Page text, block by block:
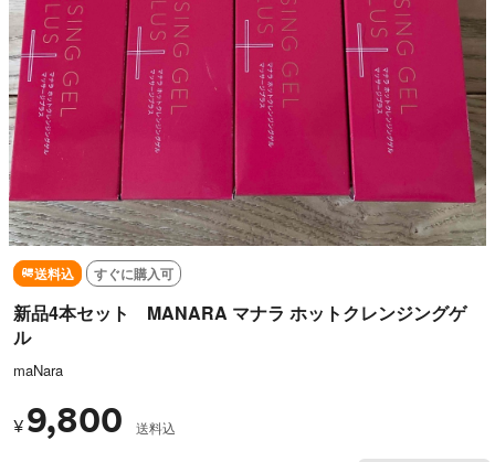
送料込 すぐに購入可
新品4本セット MANARA マナラ ホットクレンジングゲ
ル
maNara
¥ 9,800 送料込